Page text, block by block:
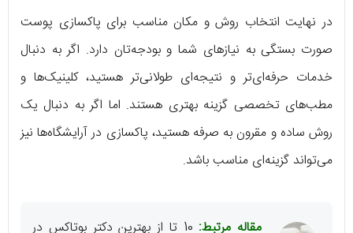
در نهایت انتخاب روش و مکان مناسب برای پاکسازی پوست
صورت بستگی به نیازهای شما و بودجه‌تان دارد. اگر به دنبال
خدمات حرفه‌ای‌تر و نتیجه‌ای طولانی‌تر هستید، کلینیک‌ها و
مطب‌های تخصصی گزینه بهتری هستند. اما اگر به دنبال یک
روش ساده و مقرون به صرفه هستید، پاکسازی در آرایشگاه‌ها نیز
می‌تواند گزینه‌ای مناسب باشد.
مقاله مرتبط:
10 تا از بهترین دکتر بوتاکس در